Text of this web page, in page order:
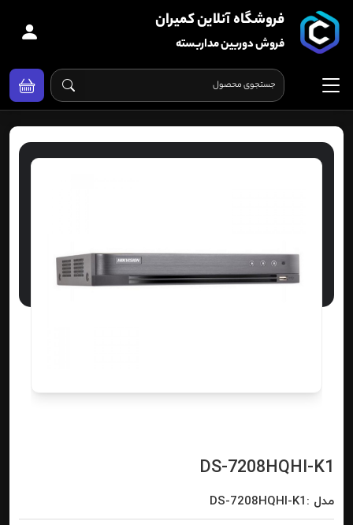
فروشگاه آنلاین کمیران
فروش دوربین مداربسته
DS-7208HQHI-K1
مدل :DS-7208HQHI-K1